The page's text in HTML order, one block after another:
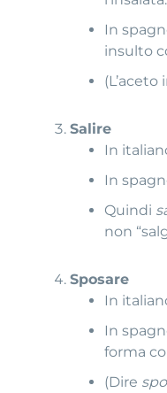
In
insulto
(L’aceto
Salire
In
In
Quindi
non
Sposare
In
In
forma
(Dire